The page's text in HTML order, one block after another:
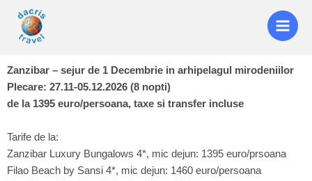
Zanzibar – sejur de 1 Decembrie in arhipelagul mirodeniilor
Plecare: 27.11-05.12.2026 (8 nopti)
de la 1395 euro/persoana, taxe si transfer incluse
Tarife de la:
Zanzibar Luxury Bungalows 4*, mic dejun: 1395 euro/prsoana
Filao Beach by Sansi 4*, mic dejun: 1460 euro/persoana